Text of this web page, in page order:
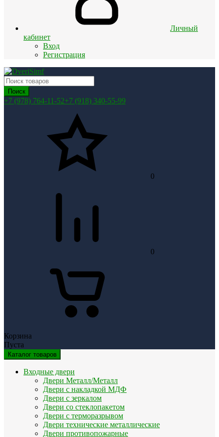
Личный
кабинет
Вход
Регистрация
Поиск
+7 (978) 764-11-52+7 (918) 340-55-99
0
0
Корзина
Пуста
Каталог товаров
Входные двери
Двери Металл/Металл
Двери с накладкой МДФ
Двери с зеркалом
Двери со стеклопакетом
Двери с терморазрывом
Двери технические металлические
Двери противопожарные